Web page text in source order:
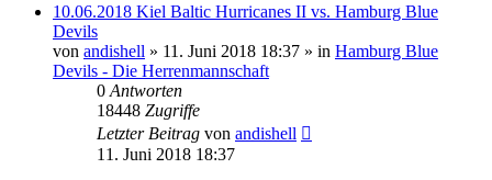
10.06.2018 Kiel Baltic Hurricanes II vs. Hamburg Blue
Devils
von andishell » 11. Juni 2018 18:37 » in Hamburg Blue
Devils - Die Herrenmannschaft
0 Antworten
18448 Zugriffe
Letzter Beitrag von andishell
11. Juni 2018 18:37